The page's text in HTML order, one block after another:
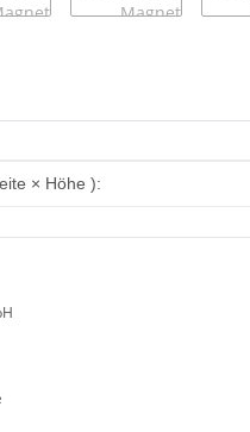
× Höhe ):